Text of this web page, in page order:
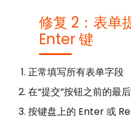
修复 2：表单
Enter 键
正常填写所有表单字段
在“提交”按钮之前的最
按键盘上的 Enter 或